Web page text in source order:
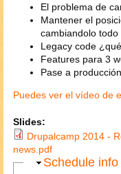
El problema de
Mantener el
cambiandolo todo
Legacy code
Features para 3
Pase a
Puedes ver el vídeo de
Slides:
Drupalcamp 2014 -
news.pdf
Ocultar
Schedule info